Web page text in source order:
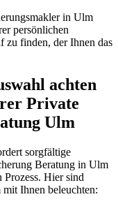
in Ulm
persönlichen
zu finden, der Ihnen das
achten
Private
Ulm
sorgfältige
Beratung in Ulm
Hier sind
Ihnen beleuchten: